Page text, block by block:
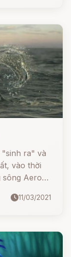
ra" và
vào thời
sông Aeron,
11/03/2021